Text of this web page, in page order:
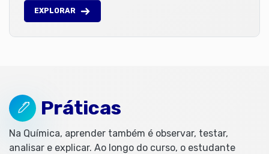
EXPLORAR
Práticas
Na Química, aprender também é observar, testar,
analisar e explicar. Ao longo do curso, o estudante